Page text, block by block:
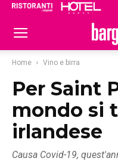
Home Vino e birra
Per Saint
mondo si
irlandese
Causa Covid-19,